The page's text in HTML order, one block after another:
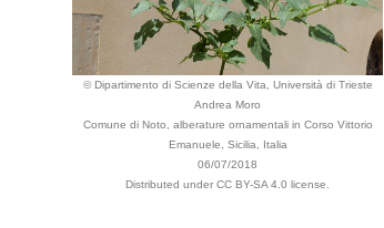
© Dipartimento di Scienze della Vita, Università di Trieste
Andrea Moro
Comune di Noto, alberature ornamentali in Corso Vittorio
Emanuele, Sicilia, Italia
06/07/2018
Distributed under CC BY-SA 4.0 license.